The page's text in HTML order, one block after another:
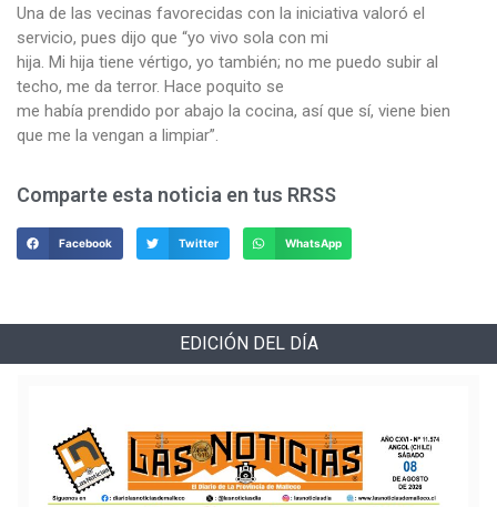
Una de las vecinas favorecidas con la iniciativa valoró el
servicio, pues dijo que “yo vivo sola con mi
hija. Mi hija tiene vértigo, yo también; no me puedo subir al
techo, me da terror. Hace poquito se
me había prendido por abajo la cocina, así que sí, viene bien
que me la vengan a limpiar”.
Comparte esta noticia en tus RRSS
Facebook Twitter WhatsApp
EDICIÓN DEL DÍA